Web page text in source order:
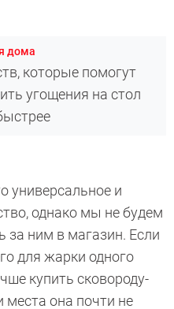
дома
которые помогут
угощения на стол
универсальное и
однако мы не будем
за ним в магазин. Если
для жарки одного
купить сковороду-
места она почти не